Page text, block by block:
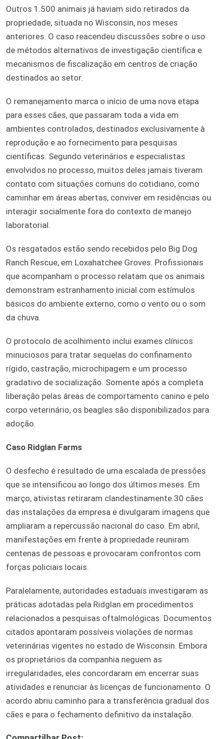
Outros 1.500 animais já haviam sido retirados da
propriedade, situada no Wisconsin, nos meses
anteriores. O caso reacendeu discussões sobre o uso
de métodos alternativos de investigação científica e
mecanismos de fiscalização em centros de criação
destinados ao setor.
O remanejamento marca o início de uma nova etapa
para esses cães, que passaram toda a vida em
ambientes controlados, destinados exclusivamente à
reprodução e ao fornecimento para pesquisas
científicas. Segundo veterinários e especialistas
envolvidos no processo, muitos deles jamais tiveram
contato com situações comuns do cotidiano, como
caminhar em áreas abertas, conviver em residências ou
interagir socialmente fora do contexto de manejo
laboratorial.
Os resgatados estão sendo recebidos pelo Big Dog
Ranch Rescue, em Loxahatchee Groves. Profissionais
que acompanham o processo relatam que os animais
demonstram estranhamento inicial com estímulos
básicos do ambiente externo, como o vento ou o som
da chuva.
O protocolo de acolhimento inclui exames clínicos
minuciosos para tratar sequelas do confinamento
rígido, castração, microchipagem e um processo
gradativo de socialização. Somente após a completa
liberação pelas áreas de comportamento canino e pelo
corpo veterinário, os beagles são disponibilizados para
adoção.
Caso Ridglan Farms
O desfecho é resultado de uma escalada de pressões
que se intensificou ao longo dos últimos meses. Em
março, ativistas retiraram clandestinamente 30 cães
das instalações da empresa e divulgaram imagens que
ampliaram a repercussão nacional do caso. Em abril,
manifestações em frente à propriedade reuniram
centenas de pessoas e provocaram confrontos com
forças policiais locais.
Paralelamente, autoridades estaduais investigaram as
práticas adotadas pela Ridglan em procedimentos
relacionados a pesquisas oftalmológicas. Documentos
citados apontaram possíveis violações de normas
veterinárias vigentes no estado de Wisconsin. Embora
os proprietários da companhia neguem as
irregularidades, eles concordaram em encerrar suas
atividades e renunciar às licenças de funcionamento. O
acordo abriu caminho para a transferência gradual dos
cães e para o fechamento definitivo da instalação.